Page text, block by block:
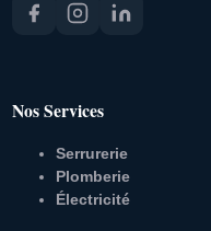
Nos Services
Serrurerie
Plomberie
Électricité